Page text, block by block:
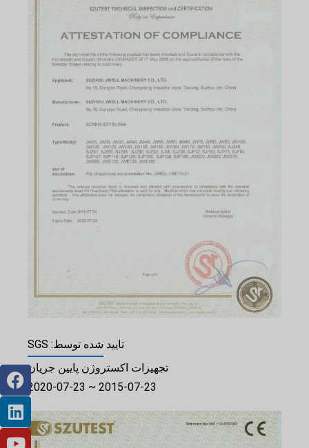
تایید شده توسط: SGS
تجهیزات اکستروژن پایین جریان
2015-07-23 ~ 2020-07-23